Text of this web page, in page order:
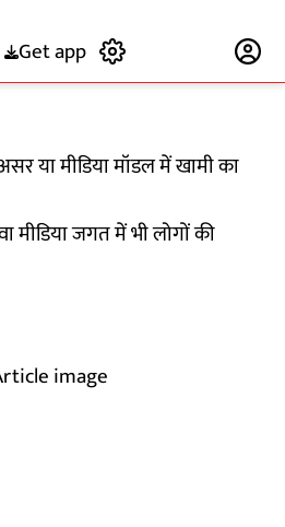
Get app
या मीडिया मॉडल में खामी का
मीडिया जगत में भी लोगों की